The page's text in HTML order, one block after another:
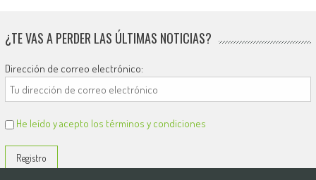
¿TE VAS A PERDER LAS ÚLTIMAS NOTICIAS?
Dirección de correo electrónico:
He leído y acepto los términos y condiciones